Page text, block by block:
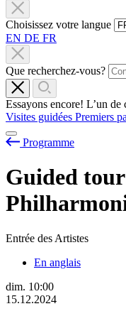
Choisissez votre langue
EN DE FR
Que recherchez-vous?
Essayons encore! L’un
Visites guidées Premiers
Programme
Guided
Entrée des Artistes
En anglais
dim. 10:00
15.12.2024